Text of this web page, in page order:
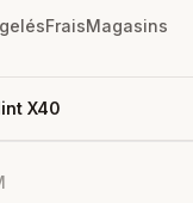
FraisMagasins
X40